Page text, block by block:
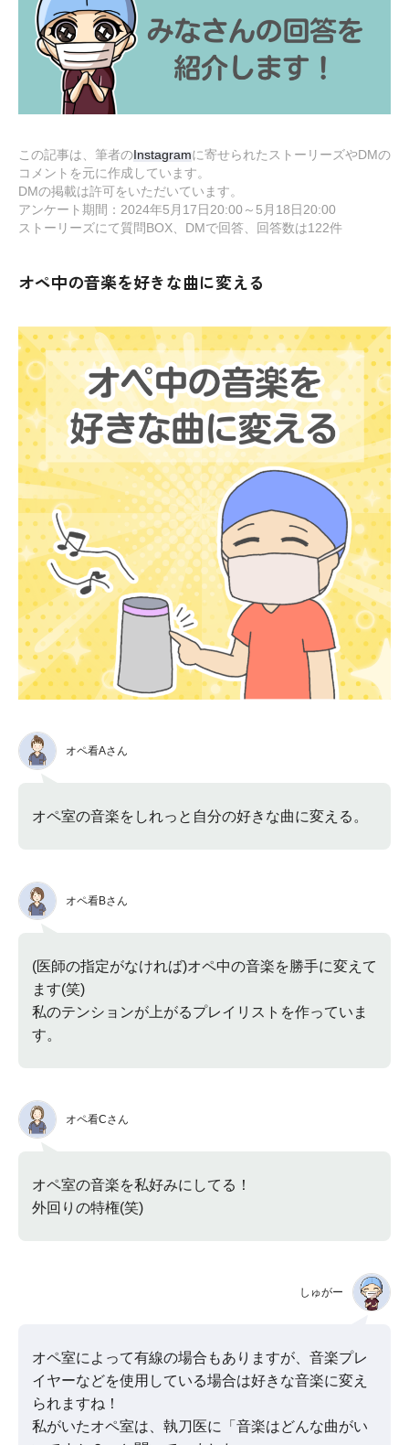
この記事は、筆者の Instagramに寄せられたストーリーズやDMの
コメントを元に作成しています。
DMの掲載は許可をいただいています。
アンケート期間：2024年5月17日20:00～5月18日20:00
ストーリーズにて質問BOX、DMで回答、回答数は122件
オペ中の音楽を好きな曲に変える
オペ看Aさん
オペ室の音楽をしれっと自分の好きな曲に変える。
オペ看Bさん
(医師の指定がなければ)オペ中の音楽を勝手に変えて
ます(笑)
私のテンションが上がるプレイリストを作っていま
す。
オペ看Cさん
オペ室の音楽を私好みにしてる！
外回りの特権(笑)
しゅがー
オペ室によって有線の場合もありますが、音楽プレ
イヤーなどを使用している場合は好きな音楽に変え
られますね！
私がいたオペ室は、執刀医に「音楽はどんな曲がい